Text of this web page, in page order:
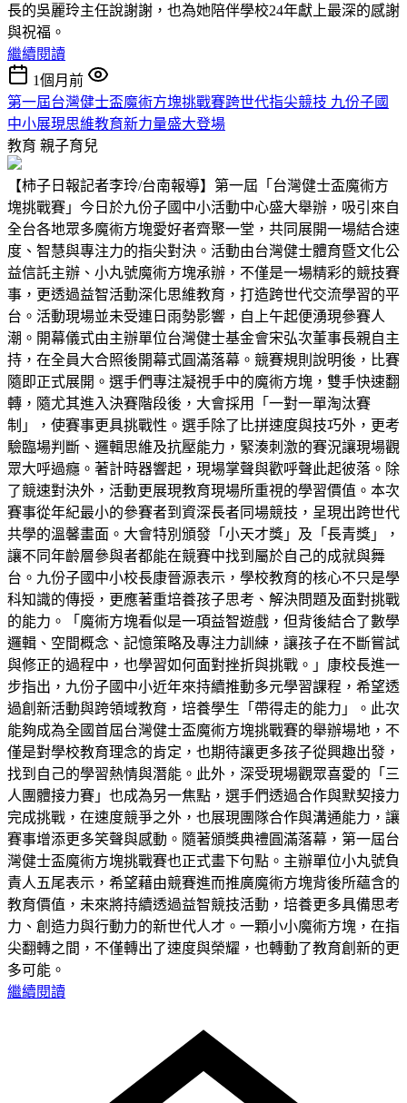
長的吳麗玲主任說謝謝，也為她陪伴學校24年獻上最深的感謝
與祝福。
繼續閱讀
1個月前
第一屆台灣健士盃魔術方塊挑戰賽跨世代指尖競技 九份子國
中小展現思維教育新力量盛大登場
教育 親子育兒
【柿子日報記者李玲/台南報導】第一屆「台灣健士盃魔術方
塊挑戰賽」今日於九份子國中小活動中心盛大舉辦，吸引來自
全台各地眾多魔術方塊愛好者齊聚一堂，共同展開一場結合速
度、智慧與專注力的指尖對決。活動由台灣健士體育暨文化公
益信託主辦、小丸號魔術方塊承辦，不僅是一場精彩的競技賽
事，更透過益智活動深化思維教育，打造跨世代交流學習的平
台。活動現場並未受連日雨勢影響，自上午起便湧現參賽人
潮。開幕儀式由主辦單位台灣健士基金會宋弘次董事長親自主
持，在全員大合照後開幕式圓滿落幕。競賽規則說明後，比賽
隨即正式展開。選手們專注凝視手中的魔術方塊，雙手快速翻
轉，隨尤其進入決賽階段後，大會採用「一對一單淘汰賽
制」，使賽事更具挑戰性。選手除了比拼速度與技巧外，更考
驗臨場判斷、邏輯思維及抗壓能力，緊湊刺激的賽況讓現場觀
眾大呼過癮。著計時器響起，現場掌聲與歡呼聲此起彼落。除
了競速對決外，活動更展現教育現場所重視的學習價值。本次
賽事從年紀最小的參賽者到資深長者同場競技，呈現出跨世代
共學的溫馨畫面。大會特別頒發「小天才獎」及「長青獎」，
讓不同年齡層參與者都能在競賽中找到屬於自己的成就與舞
台。九份子國中小校長康晉源表示，學校教育的核心不只是學
科知識的傳授，更應著重培養孩子思考、解決問題及面對挑戰
的能力。「魔術方塊看似是一項益智遊戲，但背後結合了數學
邏輯、空間概念、記憶策略及專注力訓練，讓孩子在不斷嘗試
與修正的過程中，也學習如何面對挫折與挑戰。」康校長進一
步指出，九份子國中小近年來持續推動多元學習課程，希望透
過創新活動與跨領域教育，培養學生「帶得走的能力」。此次
能夠成為全國首屆台灣健士盃魔術方塊挑戰賽的舉辦場地，不
僅是對學校教育理念的肯定，也期待讓更多孩子從興趣出發，
找到自己的學習熱情與潛能。此外，深受現場觀眾喜愛的「三
人團體接力賽」也成為另一焦點，選手們透過合作與默契接力
完成挑戰，在速度競爭之外，也展現團隊合作與溝通能力，讓
賽事增添更多笑聲與感動。隨著頒獎典禮圓滿落幕，第一屆台
灣健士盃魔術方塊挑戰賽也正式畫下句點。主辦單位小丸號負
責人五尾表示，希望藉由競賽進而推廣魔術方塊背後所蘊含的
教育價值，未來將持續透過益智競技活動，培養更多具備思考
力、創造力與行動力的新世代人才。一顆小小魔術方塊，在指
尖翻轉之間，不僅轉出了速度與榮耀，也轉動了教育創新的更
多可能。
繼續閱讀